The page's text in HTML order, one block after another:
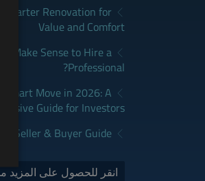
Renovation for
Value and Comfort
It Make Sense to Hire a
Professional?
Move in 2026: A
Guide for Investors
| Seller & Buyer Guide
انقر للحصول على المزيد